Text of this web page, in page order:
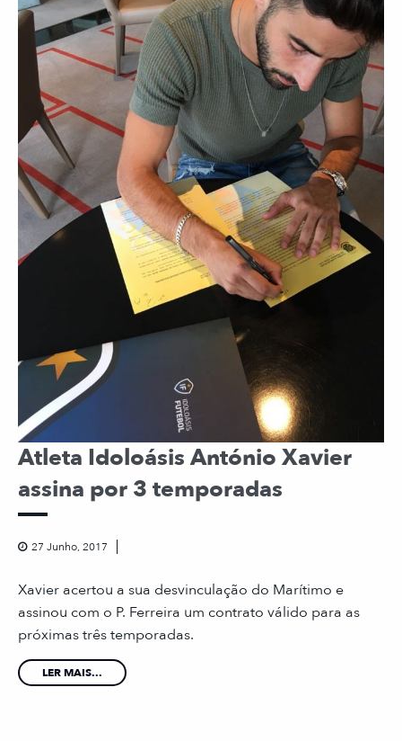
Atleta Idoloásis António Xavier
assina por 3 temporadas
27 Junho, 2017
Xavier acertou a sua desvinculação do Marítimo e
assinou com o P. Ferreira um contrato válido para as
próximas três temporadas.
LER MAIS...